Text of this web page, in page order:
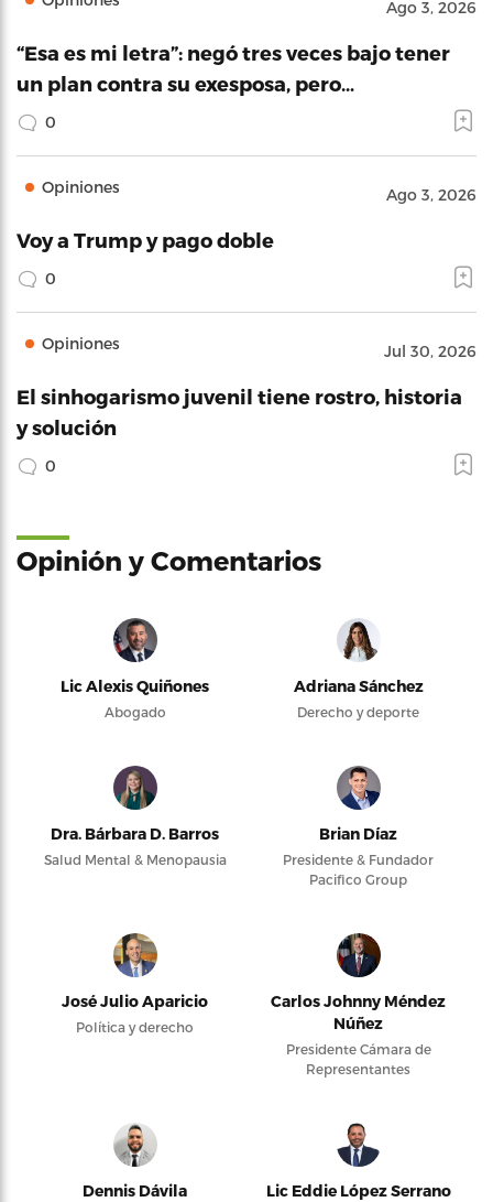
Ago 3, 2026
“Esa es mi letra”: negó tres veces bajo tener
un plan contra su exesposa, pero…
0
Opiniones Ago 3, 2026
Voy a Trump y pago doble
0
Opiniones Jul 30, 2026
El sinhogarismo juvenil tiene rostro, historia
y solución
0
Opinión y Comentarios
Lic Alexis Quiñones
Abogado
Adriana Sánchez
Derecho y deporte
Dra. Bárbara D. Barros
Salud Mental & Menopausia
Brian Díaz
Presidente & Fundador
Pacifico Group
José Julio Aparicio
Política y derecho
Carlos Johnny Méndez
Núñez
Presidente Cámara de
Representantes
Dennis Dávila Lic Eddie López Serrano